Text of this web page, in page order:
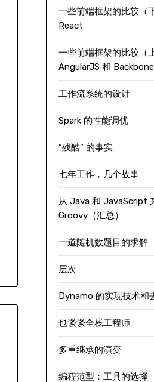
一些前端框架的比较（
React
一些前端框架的比较（
AngularJS 和
工作流系统的设计
Spark 的性能调优
“残酷” 的事实
七年工作，几个故事
从 Java 和 JavaScript
Groovy（汇总）
一道随机数题目的求解
层次
Dynamo 的实现技术和
也谈谈全栈工程师
多重继承的演变
编程范型：工具的选择